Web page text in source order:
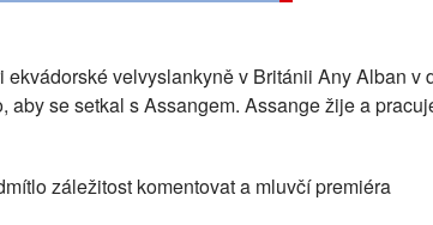
velvyslankyně v Británii Any Alban v
aby se setkal s Assangem. Assange žije a
záležitost komentovat a mluvčí premiéra